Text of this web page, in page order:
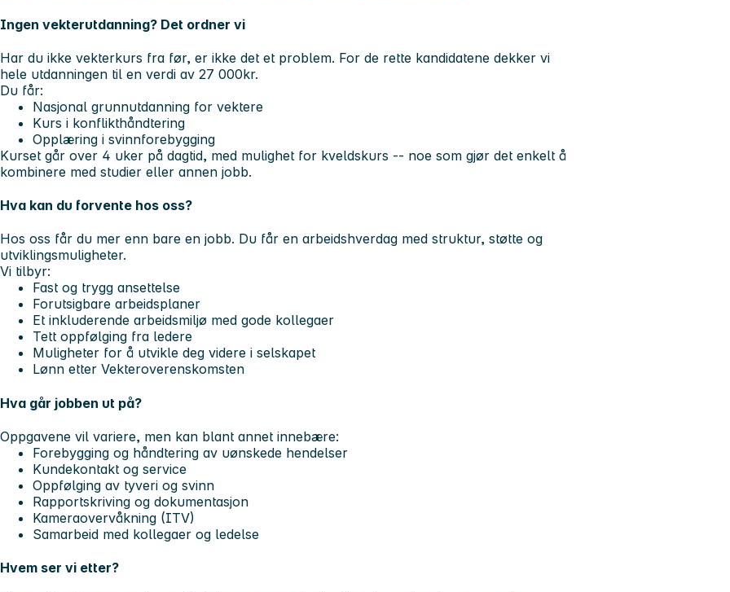
Ingen vekterutdanning? Det ordner vi
Har du ikke vekterkurs fra før, er ikke det et problem. For de rette kandidatene dekker vi
hele utdanningen til en verdi av 27 000kr.
Du får:
Nasjonal grunnutdanning for vektere
Kurs i konflikthåndtering
Opplæring i svinnforebygging
Kurset går over 4 uker på dagtid, med mulighet for kveldskurs -- noe som gjør det enkelt å
kombinere med studier eller annen jobb.
Hva kan du forvente hos oss?
Hos oss får du mer enn bare en jobb. Du får en arbeidshverdag med struktur, støtte og
utviklingsmuligheter.
Vi tilbyr:
Fast og trygg ansettelse
Forutsigbare arbeidsplaner
Et inkluderende arbeidsmiljø med gode kollegaer
Tett oppfølging fra ledere
Muligheter for å utvikle deg videre i selskapet
Lønn etter Vekteroverenskomsten
Hva går jobben ut på?
Oppgavene vil variere, men kan blant annet innebære:
Forebygging og håndtering av uønskede hendelser
Kundekontakt og service
Oppfølging av tyveri og svinn
Rapportskriving og dokumentasjon
Kameraovervåkning (ITV)
Samarbeid med kollegaer og ledelse
Hvem ser vi etter?